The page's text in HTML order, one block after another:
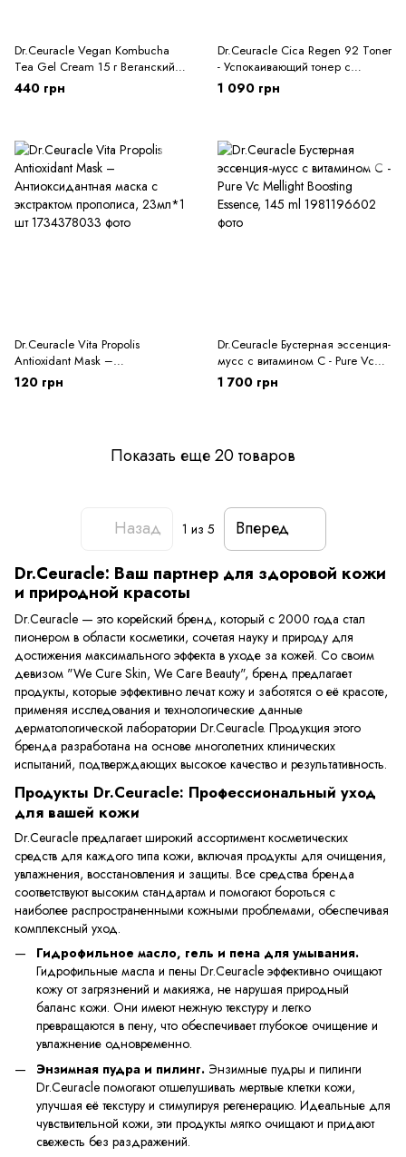
Dr.Ceuracle Vegan Kombucha
Tea Gel Cream 15 г Веганский
крем-гель с экстрактом комбучи
(миниатюра)
440 грн
Dr.Ceuracle Cica Regen 92 Toner
- Успокаивающий тонер с
центеллой азиатской, 120мл
1 090 грн
Dr.Ceuracle Vita Propolis
Antioxidant Mask –
Антиоксидантная маска с
экстрактом прополиса, 23мл*1
120 грн
Dr.Ceuracle Бустерная эссенция-
мусс с витамином С - Pure Vc
Mellight Boosting Essence, 145 ml
1 700 грн
Показать еще 20 товаров
Назад 1 из 5
Вперед
Dr.Ceuracle: Ваш партнер для здоровой кожи
и природной красоты
Dr.Ceuracle — это корейский бренд, который с 2000 года стал
пионером в области косметики, сочетая науку и природу для
достижения максимального эффекта в уходе за кожей. Со своим
девизом "We Cure Skin, We Care Beauty", бренд предлагает
продукты, которые эффективно лечат кожу и заботятся о её красоте,
применяя исследования и технологические данные
дерматологической лаборатории Dr.Ceuracle. Продукция этого
бренда разработана на основе многолетних клинических
испытаний, подтверждающих высокое качество и результативность.
Продукты Dr.Ceuracle: Профессиональный уход
для вашей кожи
Dr.Ceuracle предлагает широкий ассортимент косметических
средств для каждого типа кожи, включая продукты для очищения,
увлажнения, восстановления и защиты. Все средства бренда
соответствуют высоким стандартам и помогают бороться с
наиболее распространенными кожными проблемами, обеспечивая
комплексный уход.
Гидрофильное масло, гель и пена для умывания.
Гидрофильные масла и пены Dr.Ceuracle эффективно очищают
кожу от загрязнений и макияжа, не нарушая природный
баланс кожи. Они имеют нежную текстуру и легко
превращаются в пену, что обеспечивает глубокое очищение и
увлажнение одновременно.
Энзимная пудра и пилинг. Энзимные пудры и пилинги
Dr.Ceuracle помогают отшелушивать мертвые клетки кожи,
улучшая её текстуру и стимулируя регенерацию. Идеальные для
чувствительной кожи, эти продукты мягко очищают и придают
свежесть без раздражений.